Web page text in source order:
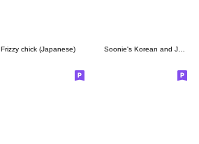
Frizzy chick (Japanese) Soonie's Korean and Japanese Sticker